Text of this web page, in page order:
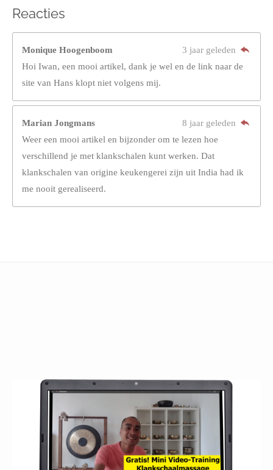
Reacties
Monique Hoogenboom
3 jaar geleden
Hoi Iwan, een mooi artikel, dank je wel en de link naar de
site van Hans klopt niet volgens mij.
Marian Jongmans
8 jaar geleden
Weer een mooi artikel en bijzonder om te lezen hoe
verschillend je met klankschalen kunt werken. Dat
klankschalen van origine keukengerei zijn uit India had ik
me nooit gerealiseerd.